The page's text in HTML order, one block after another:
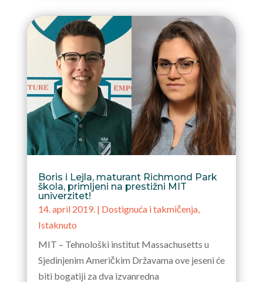
Boris i Lejla, maturant Richmond Park
škola, primljeni na prestižni MIT
univerzitet!
14. april 2019. | Dostignuća i takmičenja,
Istaknuto
MIT – Tehnološki institut Massachusetts u
Sjedinjenim Američkim Državama ove jeseni će
biti bogatiji za dva izvanredna